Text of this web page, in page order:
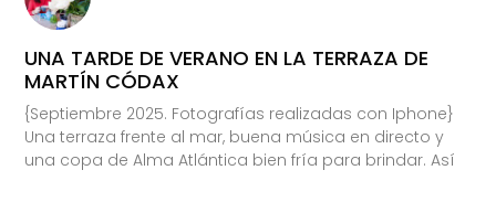
UNA TARDE DE VERANO EN LA TERRAZA DE
MARTÍN CÓDAX
{Septiembre 2025. Fotografías realizadas con Iphone}
Una terraza frente al mar, buena música en directo y
una copa de Alma Atlántica bien fría para brindar. Así